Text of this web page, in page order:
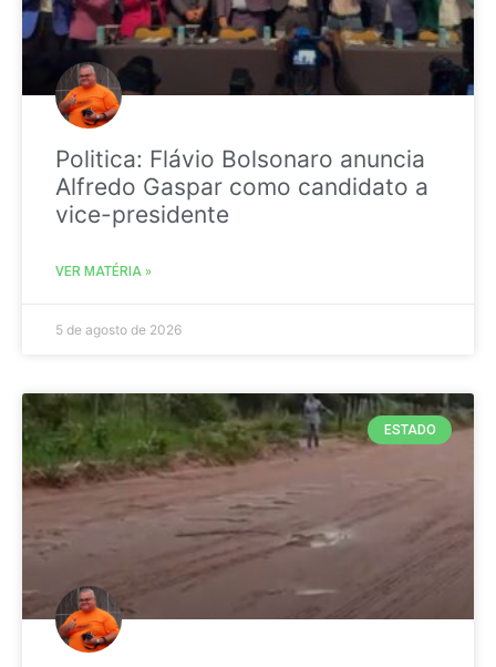
Politica: Flávio Bolsonaro anuncia
Alfredo Gaspar como candidato a
vice-presidente
VER MATÉRIA »
5 de agosto de 2026
ESTADO